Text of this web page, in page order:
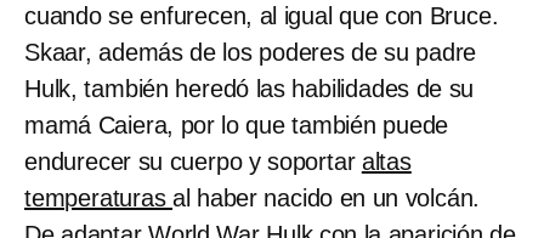
cuando se enfurecen, al igual que con Bruce.
Skaar, además de los poderes de su padre
Hulk, también heredó las habilidades de su
mamá Caiera, por lo que también puede
endurecer su cuerpo y soportar altas
temperaturasal haber nacido en un volcán.